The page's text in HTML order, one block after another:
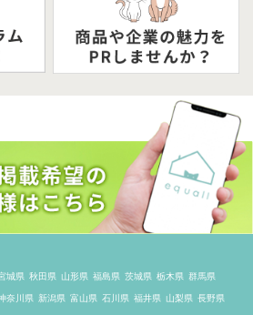
城県 秋田県 山形県 福島県 茨城県 栃木県 群馬県
奈川県 新潟県 富山県 石川県 福井県 山梨県 長野県